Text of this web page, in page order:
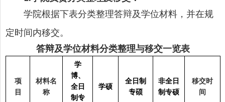
学院根据下表分类整理答辩及学位材料，并在规
定时间内移交。
答辩及学位材料分类整理与移交一览表
项
目
材料名
称
学
博、
全日
制专
学硕
全日制
专硕
非全日
制专硕
移交时
间